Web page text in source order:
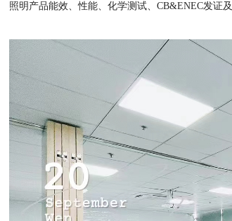
照明产品能效、性能、化学测试、CB&ENEC发证